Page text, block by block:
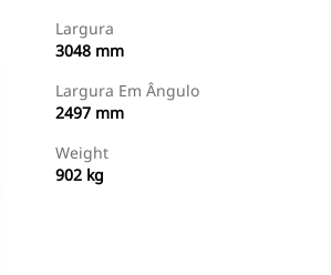
Largura
3048 mm
Largura Em Ângulo
2497 mm
Weight
902 kg